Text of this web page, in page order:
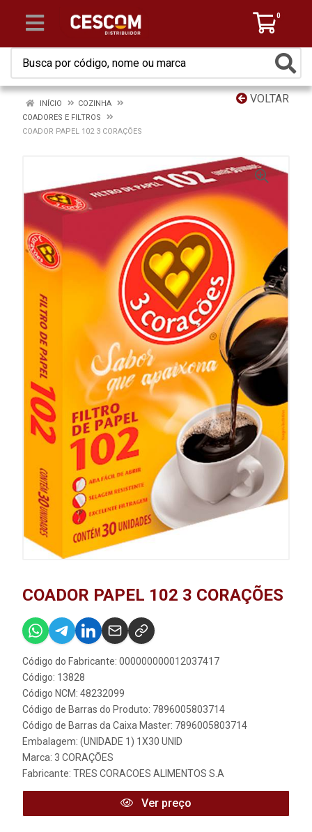
0
VOLTAR
INÍCIO
COZINHA
COADORES E FILTROS
COADOR PAPEL 102 3 CORAÇÕES
COADOR PAPEL 102 3 CORAÇÕES
Código do Fabricante: 000000000012037417
Código: 13828
Código NCM: 48232099
Código de Barras do Produto: 7896005803714
Código de Barras da Caixa Master: 7896005803714
Embalagem: (UNIDADE 1) 1X30 UNID
Marca: 3 CORAÇÕES
Fabricante: TRES CORACOES ALIMENTOS S.A
Ver preço